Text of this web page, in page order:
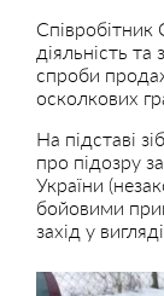
діяльність
спроби
осколкових
На підставі
про підозру
України
бойовими
захід у